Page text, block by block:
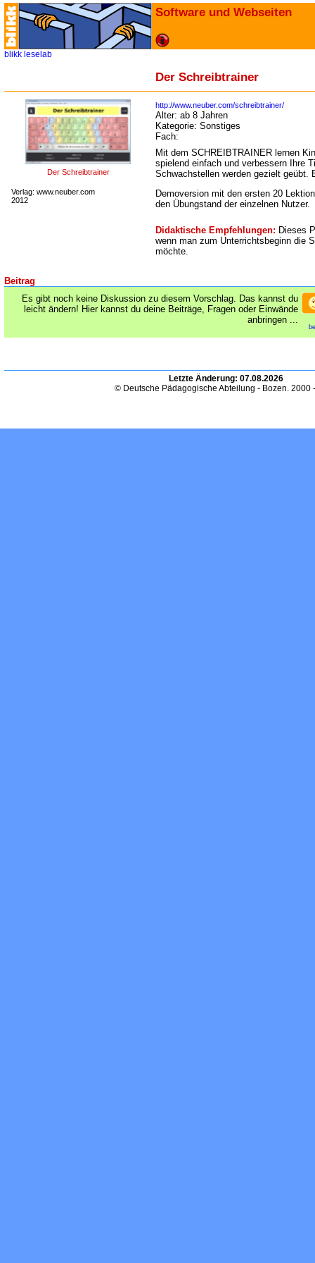
Software und Webseiten
blikk leselab
Der Schreibtrainer
Der Schreibtrainer
Verlag: www.neuber.com
2012
http://www.neuber.com/schreibtrainer/
Alter: ab 8 Jahren
Kategorie: Sonstiges
Fach:
Mit dem SCHREIBTRAINER lernen
spielend einfach und verbessern Ihre
Schwachstellen werden gezielt geübt.
Demoversion mit den ersten 20
den Übungstand der einzelnen Nutzer.
Didaktische Empfehlungen: Dieses
wenn man zum Unterrichtsbeginn die
möchte.
Beitrag
Es gibt noch keine Diskussion zu diesem Vorschlag. Das kannst du
leicht ändern! Hier kannst du deine Beiträge, Fragen oder Einwände
anbringen ...
Letzte Änderung: 07.08.2026
© Deutsche Pädagogische Abteilung - Bozen. 2000